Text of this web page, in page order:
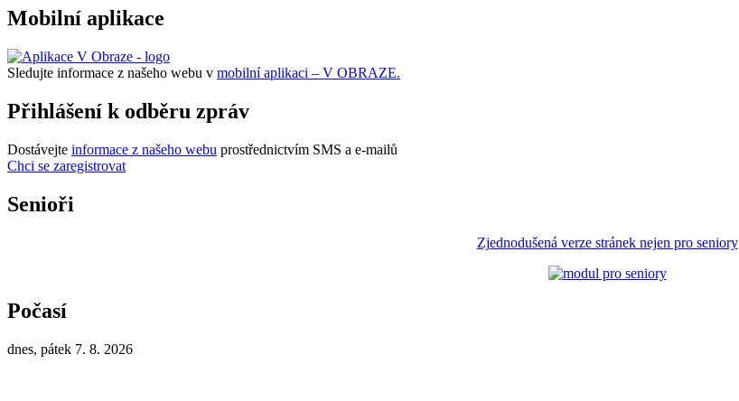
Mobilní aplikace
Sledujte informace z našeho webu v mobilní aplikaci – V OBRAZE.
Přihlášení k odběru zpráv
Dostávejte informace z našeho webu prostřednictvím SMS a e-mailů
Chci se zaregistrovat
Senioři
Zjednodušená verze stránek nejen pro seniory
Počasí
dnes, pátek 7. 8. 2026